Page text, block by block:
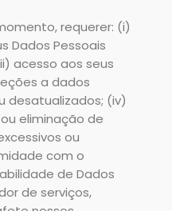
requerer: (i)
Dados Pessoais
acesso aos seus
a dados
desatualizados; (iv)
eliminação de
ou
com o
de Dados
de serviços,